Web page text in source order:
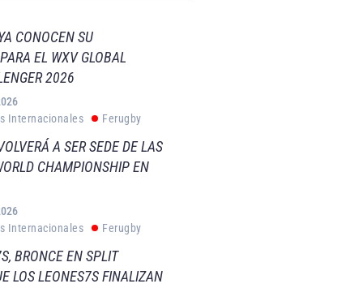
CONOCEN SU
EL WXV GLOBAL
2026
Internacionales
Ferugby
A SER SEDE DE LAS
CHAMPIONSHIP EN
Internacionales
Ferugby
BRONCE EN SPLIT
LOS LEONES7S FINALIZAN